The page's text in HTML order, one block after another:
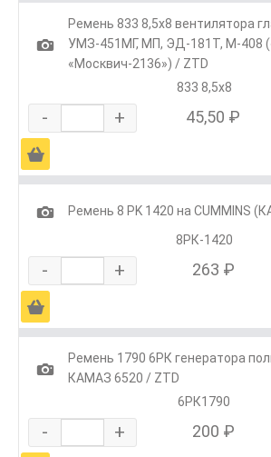
1
Ремень 833 8,5х8 вентилятора
УМЗ-451МГ, МП, ЭД-181Т, М-408
«Москвич-2136») / ZTD
833 8,5х8
- + 45,50 ₽
Ä
1
Ремень 8 РK 1420 на CUMMINS
8РК-1420
- + 263 ₽
Ä
1
Ремень 1790 6РК генератора
КАМАЗ 6520 / ZTD
6РК1790
- + 200 ₽